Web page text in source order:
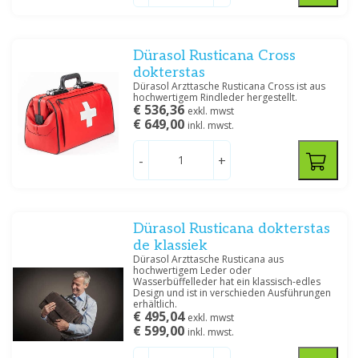
Dürasol Rusticana Cross
dokterstas
Dürasol Arzttasche Rusticana Cross ist aus
hochwertigem Rindleder hergestellt.
€ 536,36 exkl. mwst
€ 649,00 inkl. mwst.
- +
Dürasol Rusticana dokterstas
de klassiek
Dürasol Arzttasche Rusticana aus
hochwertigem Leder oder
Wasserbüffelleder hat ein klassisch-edles
Design und ist in verschieden Ausführungen
erhältlich.
€ 495,04 exkl. mwst
€ 599,00 inkl. mwst.